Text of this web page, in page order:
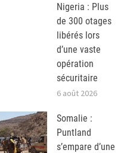
Nigeria : Plus
de 300 otages
libérés lors
d’une vaste
opération
sécuritaire
6 août 2026
Somalie :
Puntland
s’empare d’une